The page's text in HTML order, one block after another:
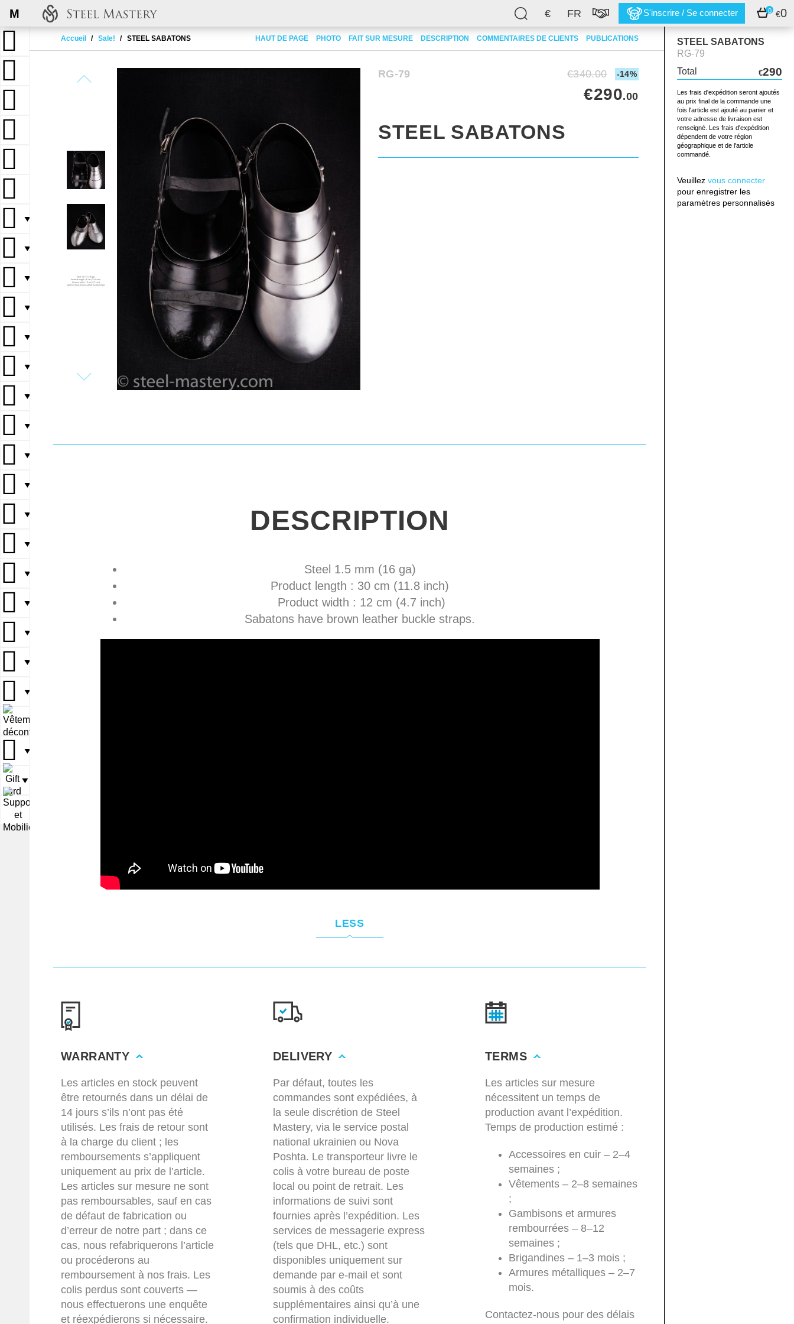
€ FR S'inscrire / Se connecter 0 €0
M
Accueil Sale! STEEL SABATONS HAUT DE PAGE PHOTO FAIT SUR MESURE DESCRIPTION COMMENTAIRES DE CLIENTS PUBLICATIONS
▼
▼
▼
▼
▼
▼
▼
▼
▼
▼
▼
▼
▼
▼
▼
▼
▼
▼
▼
STEEL SABATONS
RG-79
Total
€290
Les frais d'expédition seront ajoutés
au prix final de la commande une
fois l'article est ajouté au panier et
votre adresse de livraison est
renseigné. Les frais d'expédition
dépendent de votre région
géographique et de l'article
commandé.
Veuillez vous connecter
pour enregistrer les
paramètres personnalisés
RG-79 €340.00 -14%
€290.00
STEEL SABATONS
DESCRIPTION
Steel 1.5 mm (16 ga)
Product length : 30 cm (11.8 inch)
Product width : 12 cm (4.7 inch)
Sabatons have brown leather buckle straps.
LESS
WARRANTY
Les articles en stock peuvent
être retournés dans un délai de
14 jours s’ils n’ont pas été
utilisés. Les frais de retour sont
à la charge du client ; les
remboursements s’appliquent
uniquement au prix de l’article.
Les articles sur mesure ne sont
pas remboursables, sauf en cas
de défaut de fabrication ou
d’erreur de notre part ; dans ce
cas, nous refabriquerons l’article
ou procéderons au
remboursement à nos frais. Les
colis perdus sont couverts —
nous effectuerons une enquête
et réexpédierons si nécessaire.
DELIVERY
Par défaut, toutes les
commandes sont expédiées, à
la seule discrétion de Steel
Mastery, via le service postal
national ukrainien ou Nova
Poshta. Le transporteur livre le
colis à votre bureau de poste
local ou point de retrait. Les
informations de suivi sont
fournies après l’expédition. Les
services de messagerie express
(tels que DHL, etc.) sont
disponibles uniquement sur
demande par e-mail et sont
soumis à des coûts
supplémentaires ainsi qu’à une
confirmation individuelle.
TERMS
Les articles sur mesure
nécessitent un temps de
production avant l’expédition.
Temps de production estimé :
Accessoires en cuir – 2–4
semaines ;
Vêtements – 2–8 semaines
;
Gambisons et armures
rembourrées – 8–12
semaines ;
Brigandines – 1–3 mois ;
Armures métalliques – 2–7
mois.
Contactez-nous pour des délais